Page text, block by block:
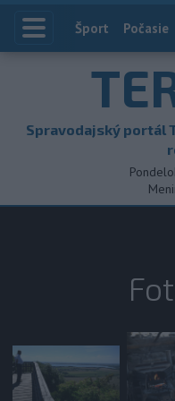
Index
Šport Počasie
Spravodajský portál